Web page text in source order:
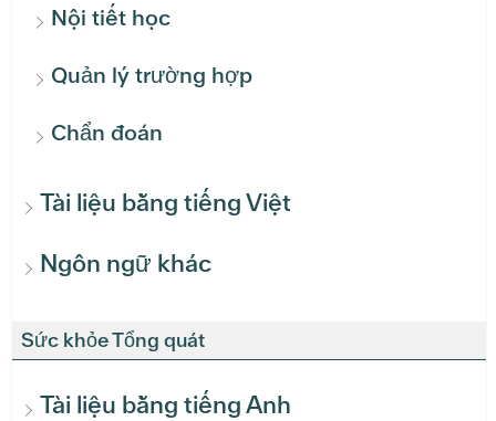
Nội tiết học
Quản lý trường hợp
Chẩn đoán
Tài liệu bằng tiếng Việt
Ngôn ngữ khác
Sức khỏe Tổng quát
Tài liệu bằng tiếng Anh